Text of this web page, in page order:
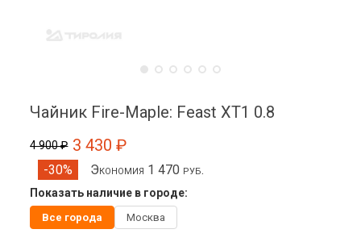
Чайник Fire-Maple: Feast XT1 0.8
4 900 ₽ 3 430 ₽
-30% Экономия 1 470 руб.
Показать наличие в городе:
Все города Москва